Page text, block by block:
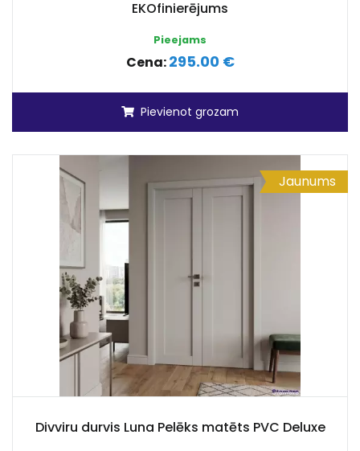
EKOfinierējums
Pieejams
Cena:295.00 €
Pievienot grozam
Jaunums
Divviru durvis Luna Pelēks matēts PVC Deluxe